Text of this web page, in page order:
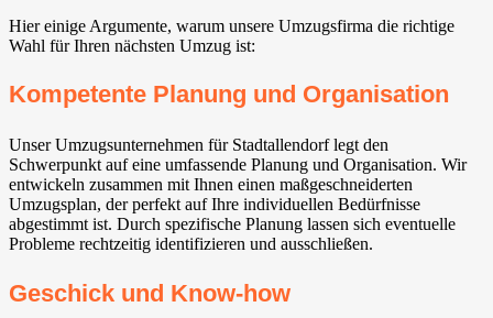
Hier einige Argumente, warum unsere Umzugsfirma die richtige
Wahl für Ihren nächsten Umzug ist:
Kompetente Planung und Organisation
Unser Umzugsunternehmen für Stadtallendorf legt den
Schwerpunkt auf eine umfassende Planung und Organisation. Wir
entwickeln zusammen mit Ihnen einen maßgeschneiderten
Umzugsplan, der perfekt auf Ihre individuellen Bedürfnisse
abgestimmt ist. Durch spezifische Planung lassen sich eventuelle
Probleme rechtzeitig identifizieren und ausschließen.
Geschick und Know-how